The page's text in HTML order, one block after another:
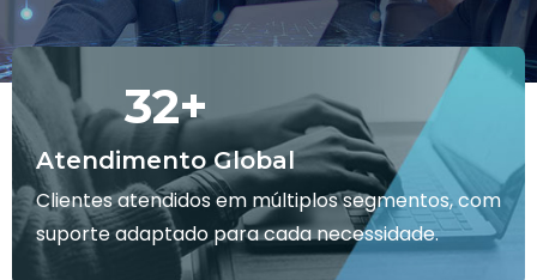
Atendimento Global
32+
Clientes atendidos em múltiplos segmentos, com
suporte adaptado para cada necessidade.